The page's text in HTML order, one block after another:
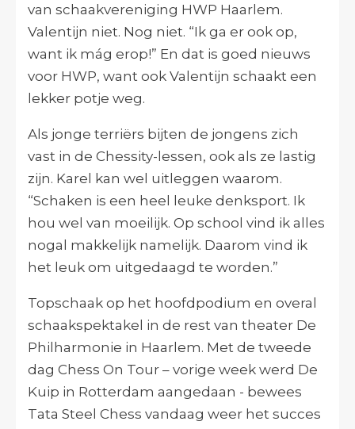
van schaakvereniging HWP Haarlem.
Valentijn niet. Nog niet. “Ik ga er ook op,
want ik mág erop!” En dat is goed nieuws
voor HWP, want ook Valentijn schaakt een
lekker potje weg.
Als jonge terriërs bijten de jongens zich
vast in de Chessity-lessen, ook als ze lastig
zijn. Karel kan wel uitleggen waarom.
“Schaken is een heel leuke denksport. Ik
hou wel van moeilijk. Op school vind ik alles
nogal makkelijk namelijk. Daarom vind ik
het leuk om uitgedaagd te worden.”
Topschaak op het hoofdpodium en overal
schaakspektakel in de rest van theater De
Philharmonie in Haarlem. Met de tweede
dag Chess On Tour – vorige week werd De
Kuip in Rotterdam aangedaan - bewees
Tata Steel Chess vandaag weer het succes